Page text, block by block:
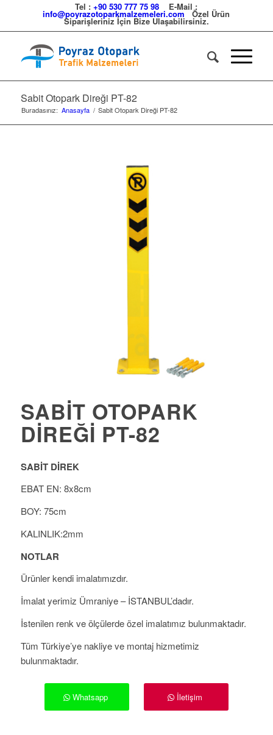
Tel :+90 530 777 75 98 E-Mail :
info@poyrazotoparkmalzemeleri.com Özel Ürün
Siparişleriniz İçin Bize Ulaşabilirsiniz.
Sabit Otopark Direği PT-82
Buradasınız: Anasayfa / Sabit Otopark Direği PT-82
SABIT OTOPARK
DIREĞI PT-82
SABİT DİREK
EBAT EN: 8x8cm
BOY: 75cm
KALINLIK:2mm
NOTLAR
Ürünler kendi imalatımızdır.
İmalat yerimiz Ümraniye – İSTANBUL’dadır.
İstenilen renk ve ölçülerde özel imalatımız bulunmaktadır.
Tüm Türkiye’ye nakliye ve montaj hizmetimiz
bulunmaktadır.
Whatsapp İletişim